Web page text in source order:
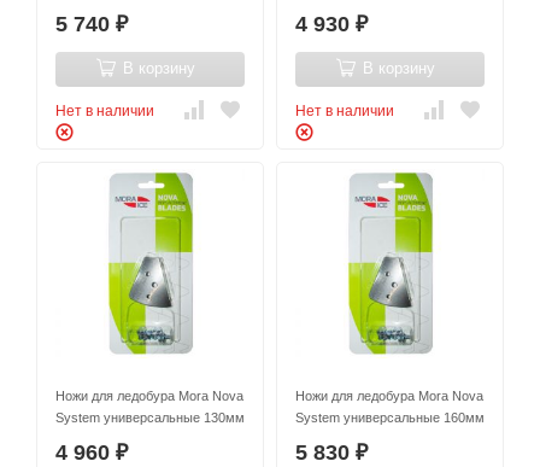
5 740 ₽
В корзину
Нет в наличии
4 930 ₽
В корзину
Нет в наличии
Ножи для ледобура Mora Nova
System универсальные 130мм
4 960 ₽
Ножи для ледобура Mora Nova
System универсальные 160мм
5 830 ₽